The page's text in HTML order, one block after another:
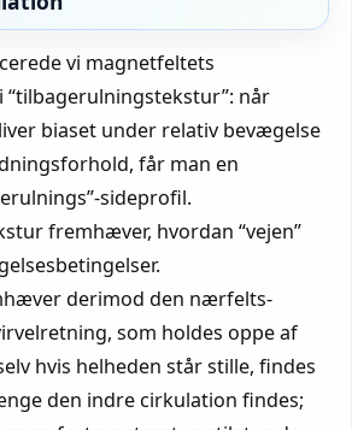
vi magnetfeltets
når
biaset under relativ bevægelse
får man en
sideprofil.
fremhæver, hvordan “vejen”
derimod den nærfelts-
som holdes oppe af
hvis helheden står stille, findes
den indre cirkulation findes;